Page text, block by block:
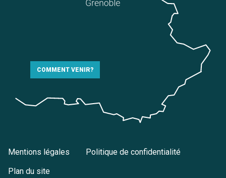
COMMENT VENIR?
Mentions légales Politique de confidentialité
Plan du site